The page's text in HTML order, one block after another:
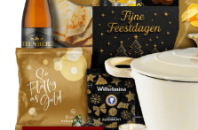
€50 tot €55
€55 tot €75
€75 tot €100